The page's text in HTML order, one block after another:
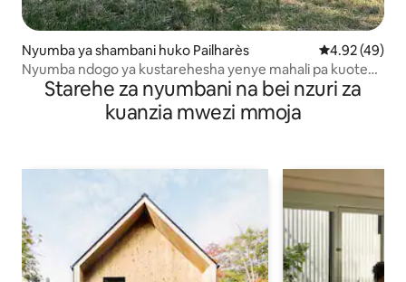
Nyumba ya shambani huko Pailharès Ukadiriaji wa
4.92 (49)
Nyumba ndogo ya kustarehesha yenye mahali pa kuotea
moto - watu 4
Starehe za nyumbani na bei nzuri za
kuanzia mwezi mmoja